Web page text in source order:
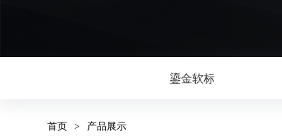
鎏金软标
首页 > 产品展示